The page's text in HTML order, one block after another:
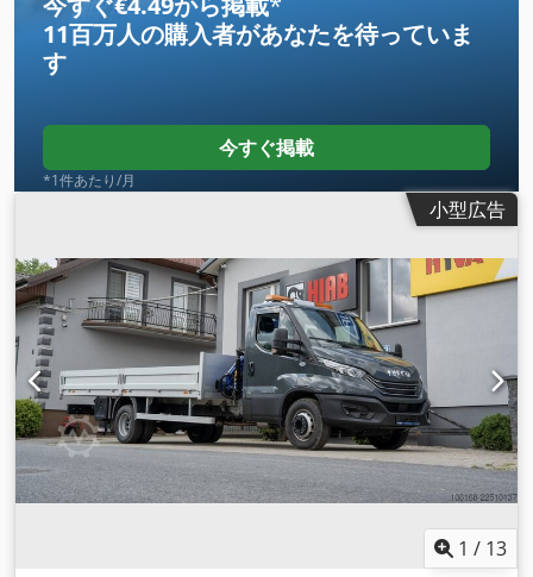
11百万人の購入者があなたを待っていま
す
今すぐ掲載
*1件あたり/月
小型広告
1 / 13